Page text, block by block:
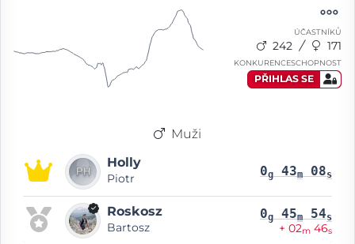
ÚČASTNÍKŮ
242 171
KONKURENCESCHOPNOST
PŘIHLAS SE
Muži
Holly
Piotr 0g 43m 08s
Roskosz
Bartosz
0g 45m 54s
+ 02m 46s